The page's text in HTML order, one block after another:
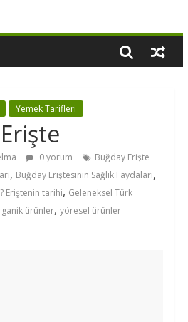
Yemek Tarifleri
Erişte
0 yorum
Buğday Erişte
, Buğday Eriştesinin Sağlık Faydaları,
Eriştenin tarihi, Geleneksel Türk
ürünler, yöresel ürünler